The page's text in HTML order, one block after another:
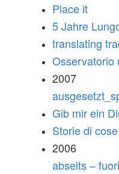
Place it
5 Jahre
translating
Osservatorio
2007
Gib mir ein
Storie di cose
2006
abseits –